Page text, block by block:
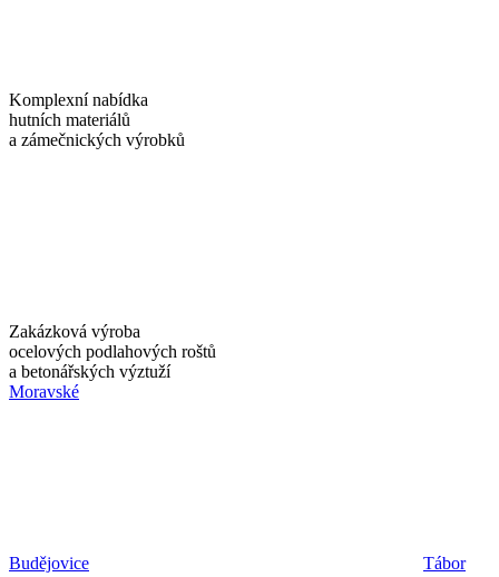
Komplexní nabídka
hutních materiálů
a zámečnických výrobků
Zakázková výroba
ocelových podlahových roštů
a betonářských výztuží
Moravské
Budějovice Tábor